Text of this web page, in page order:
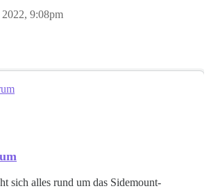
9:08pm
sich alles rund um das Sidemount-